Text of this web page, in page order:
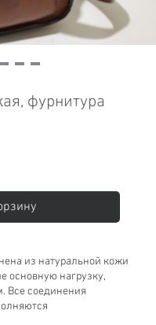
фурнитура
из натуральной кожи
основную нагрузку,
Все соединения